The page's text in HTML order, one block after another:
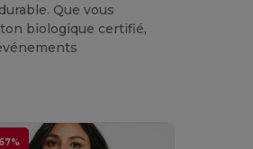
Que vous
biologique certifié,